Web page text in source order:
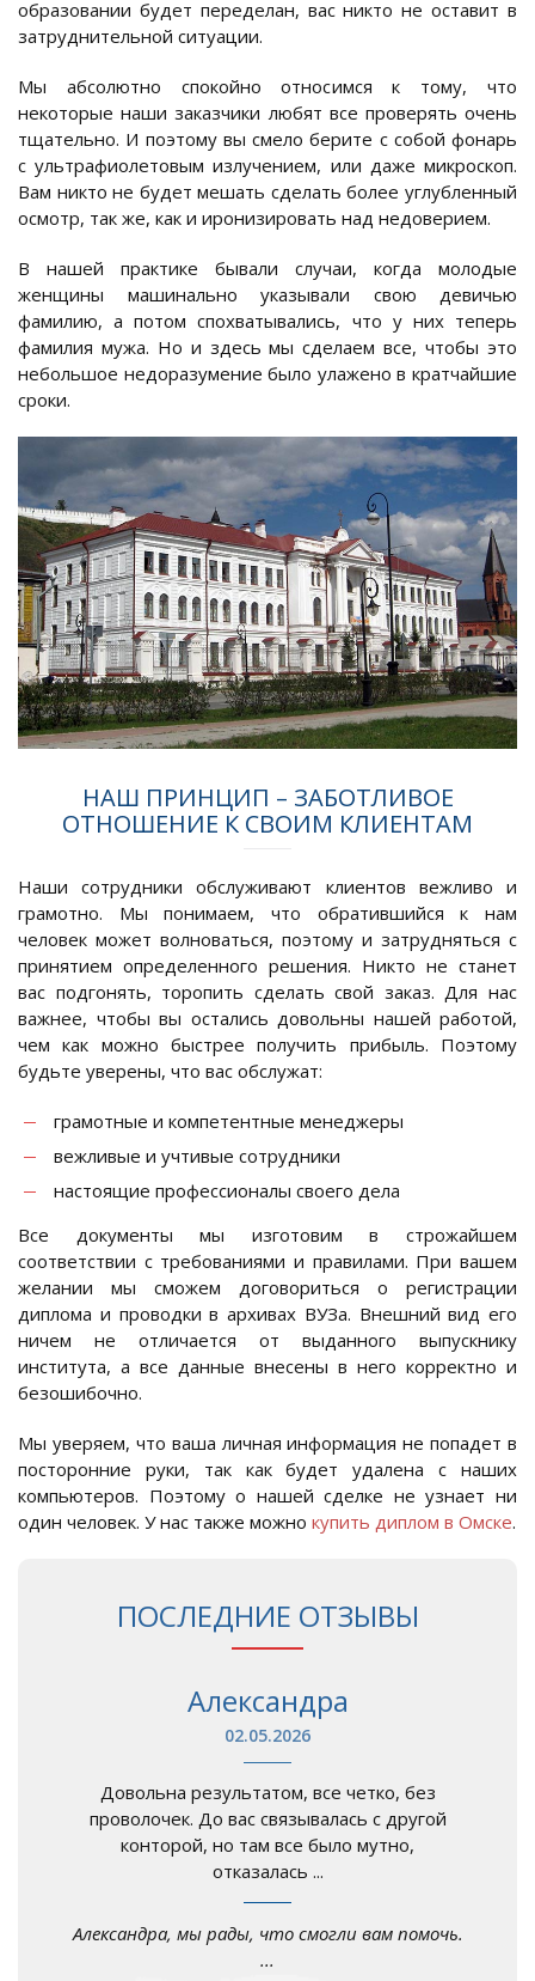
образовании будет переделан, вас никто не оставит в
затруднительной ситуации.
Мы абсолютно спокойно относимся к тому, что
некоторые наши заказчики любят все проверять очень
тщательно. И поэтому вы смело берите с собой фонарь
с ультрафиолетовым излучением, или даже микроскоп.
Вам никто не будет мешать сделать более углубленный
осмотр, так же, как и иронизировать над недоверием.
В нашей практике бывали случаи, когда молодые
женщины машинально указывали свою девичью
фамилию, а потом спохватывались, что у них теперь
фамилия мужа. Но и здесь мы сделаем все, чтобы это
небольшое недоразумение было улажено в кратчайшие
сроки.
НАШ ПРИНЦИП – ЗАБОТЛИВОЕ
ОТНОШЕНИЕ К СВОИМ КЛИЕНТАМ
Наши сотрудники обслуживают клиентов вежливо и
грамотно. Мы понимаем, что обратившийся к нам
человек может волноваться, поэтому и затрудняться с
принятием определенного решения. Никто не станет
вас подгонять, торопить сделать свой заказ. Для нас
важнее, чтобы вы остались довольны нашей работой,
чем как можно быстрее получить прибыль. Поэтому
будьте уверены, что вас обслужат:
грамотные и компетентные менеджеры
вежливые и учтивые сотрудники
настоящие профессионалы своего дела
Все документы мы изготовим в строжайшем
соответствии с требованиями и правилами. При вашем
желании мы сможем договориться о регистрации
диплома и проводки в архивах ВУЗа. Внешний вид его
ничем не отличается от выданного выпускнику
института, а все данные внесены в него корректно и
безошибочно.
Мы уверяем, что ваша личная информация не попадет в
посторонние руки, так как будет удалена с наших
компьютеров. Поэтому о нашей сделке не узнает ни
один человек. У нас также можно купить диплом в Омске.
ПОСЛЕДНИЕ ОТЗЫВЫ
Александра
02.05.2026
Довольна результатом, все четко, без
проволочек. До вас связывалась с другой
конторой, но там все было мутно,
отказалась ...
Александра, мы рады, что смогли вам помочь.
...